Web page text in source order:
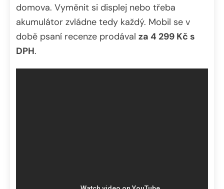
domova. Vyměnit si displej nebo třeba
akumulátor zvládne tedy každý. Mobil se v
době psaní recenze prodával za 4 299 Kč s
DPH.